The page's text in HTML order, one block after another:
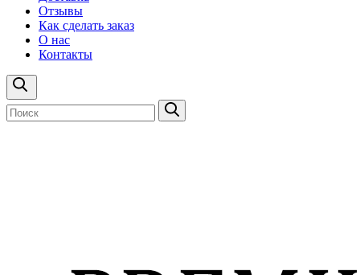
Отзывы
Как сделать заказ
О нас
Контакты